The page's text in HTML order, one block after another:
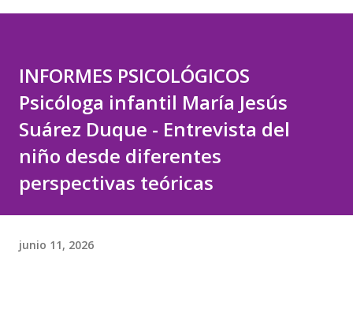
INFORMES PSICOLÓGICOS
Psicóloga infantil María Jesús
Suárez Duque - Entrevista del
niño desde diferentes
perspectivas teóricas
junio 11, 2026